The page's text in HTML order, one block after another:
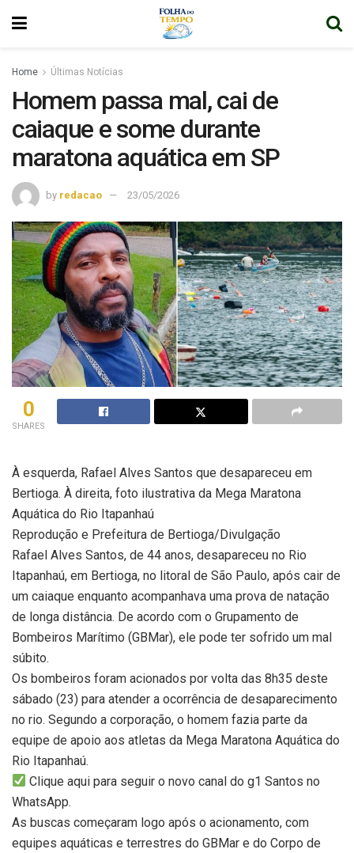
Home Últimas Notícias
Homem passa mal, cai de
caiaque e some durante
maratona aquática em SP
by redacao 23/05/2026
0
SHARES
À esquerda, Rafael Alves Santos que desapareceu em
Bertioga. À direita, foto ilustrativa da Mega Maratona
Aquática do Rio Itapanhaú
Reprodução e Prefeitura de Bertioga/Divulgação
Rafael Alves Santos, de 44 anos, desapareceu no Rio
Itapanhaú, em Bertioga, no litoral de São Paulo, após cair de
um caiaque enquanto acompanhava uma prova de natação
de longa distância. De acordo com o Grupamento de
Bombeiros Marítimo (GBMar), ele pode ter sofrido um mal
súbito.
Os bombeiros foram acionados por volta das 8h35 deste
sábado (23) para atender a ocorrência de desaparecimento
no rio. Segundo a corporação, o homem fazia parte da
equipe de apoio aos atletas da Mega Maratona Aquática do
Rio Itapanhaú.
Clique aqui para seguir o novo canal do g1 Santos no
WhatsApp.
As buscas começaram logo após o acionamento, com
equipes aquáticas e terrestres do GBMar e do Corpo de